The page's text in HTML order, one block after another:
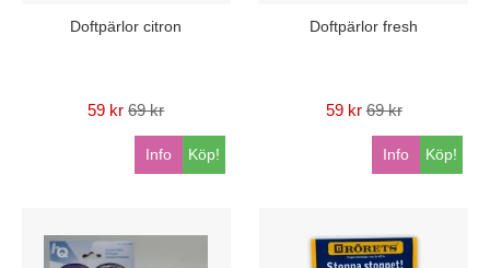
Doftpärlor citron
59 kr 69 kr
Köp!
Info
Doftpärlor fresh
59 kr 69 kr
Köp!
Info